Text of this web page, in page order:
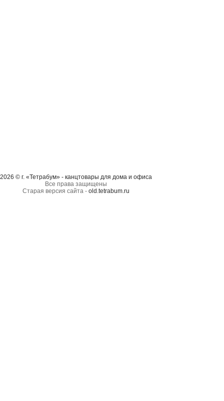
2026 © г. «Тетрабум» - канцтовары для дома и офиса
Все права защищены
Старая версия сайта - old.tetrabum.ru